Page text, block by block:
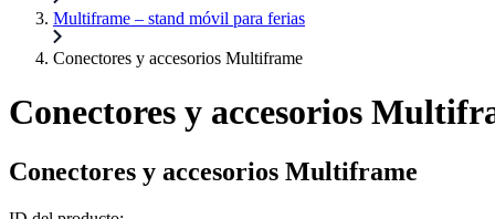
Multiframe – stand móvil para ferias
Conectores y accesorios Multiframe
Conectores y accesorios
Conectores y accesorios Multiframe